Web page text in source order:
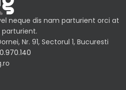
neque dis nam parturient orci at
Nr. 91, Sectorul 1, Bucuresti